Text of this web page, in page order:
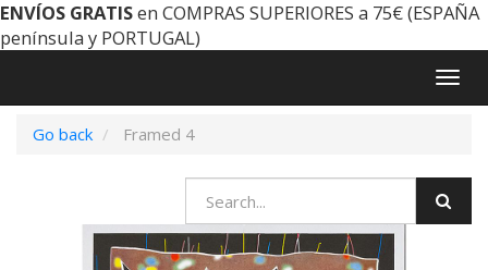
ENVÍOS GRATISen COMPRAS SUPERIORES a 75€ (ESPAÑA
península y PORTUGAL)
Go back
Framed 4